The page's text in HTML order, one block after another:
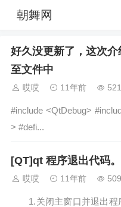
朝舞网
好久没更新了，这次
至文件中
哎哎 11年前
#include <QtDebug>
> #defi...
[QT]qt 程序退出代码。
哎哎 11年前
1.关闭主窗口并退出